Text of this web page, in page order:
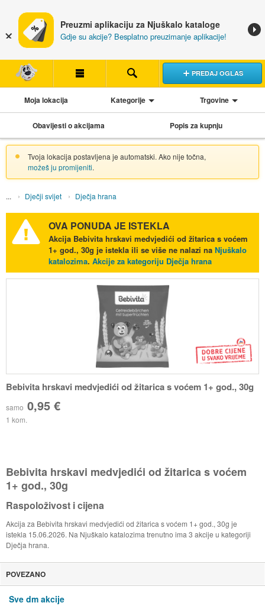
Preuzmi aplikaciju za Njuškalo kataloge
Gdje su akcije? Besplatno preuzimanje aplikacije!
PREDAJ OGLAS
Moja lokacija Kategorije Trgovine
Obavijesti o akcijama Popis za kupnju
Tvoja lokacija postavljena je automatski. Ako nije točna,
možeš ju promijeniti.
Dječji svijet Dječja hrana
OVA PONUDA JE ISTEKLA
Akcija Bebivita hrskavi medvjedići od žitarica s voćem
1+ god., 30g je istekla ili se više ne nalazi na Njuškalo
katalozima. Akcije za kategoriju Dječja hrana
Bebivita hrskavi medvjedići od žitarica s voćem 1+ god., 30g
samo 0,95 €
1 kom.
Bebivita hrskavi medvjedići od žitarica s voćem
1+ god., 30g
Raspoloživost i cijena
Akcija za Bebivita hrskavi medvjedići od žitarica s voćem 1+ god., 30g je
istekla 15.06.2026. Na Njuškalo katalozima trenutno ima 3 akcije u kategoriji
Dječja hrana.
POVEZANO
Sve dm akcije